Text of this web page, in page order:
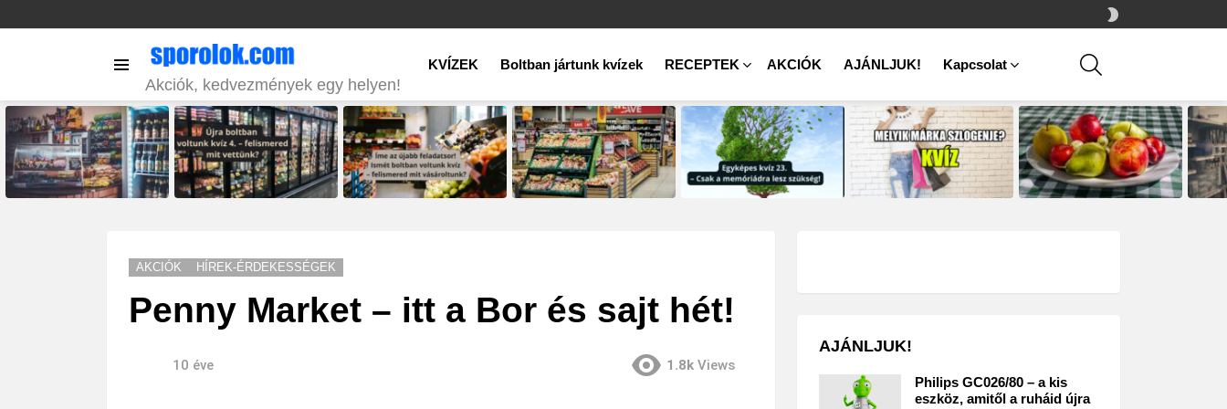
SKIN
Akciók, kedvezmények egy helyen!
KVÍZEK Boltban jártunk kvízek RECEPTEK AKCIÓK AJÁNLJUK! Kapcsolat
STORIES
AKCIÓK HÍREK-ÉRDEKESSÉGEK
Penny Market – itt a Bor és sajt hét!
10 éve 1.8k Views
AJÁNLJUK!
Philips GC026/80 – a kis
eszköz, amitől a ruháid újra